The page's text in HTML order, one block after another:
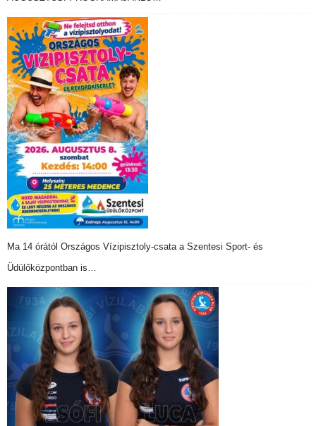
Ma 14 órától Országos Vízipisztoly-csata a Szentesi Sport- és
Üdülőközpontban is…